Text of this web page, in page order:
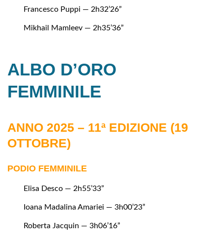
Francesco Puppi — 2h32’26”
Mikhail Mamleev — 2h35’36”
ALBO D’ORO
FEMMINILE
ANNO 2025 – 11ª EDIZIONE (19
OTTOBRE)
PODIO FEMMINILE
Elisa Desco — 2h55’33”
Ioana Madalina Amariei — 3h00’23”
Roberta Jacquin — 3h06’16”